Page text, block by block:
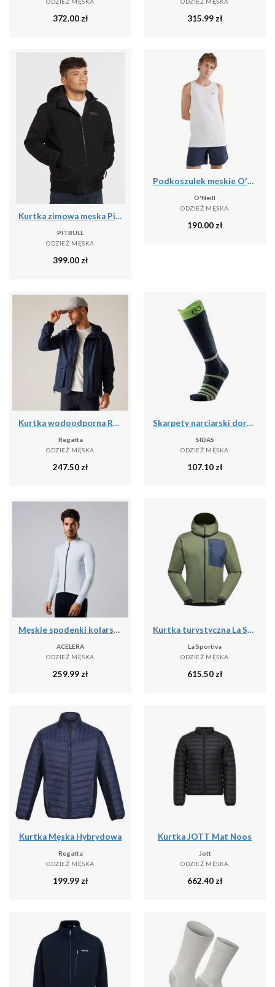
372.00 zł 315.99 zł
Kurtka zimowa męska Pitbull z kapturem Balboa II
PITBULL
ODZIEŻ MĘSKA
399.00 zł
Podkoszulek męskie O'Neill Jack's Base Tanktop
O'Neill
ODZIEŻ MĘSKA
190.00 zł
Kurtka wodoodporna Regatta Bayano II
Regatta
ODZIEŻ MĘSKA
247.50 zł
Skarpety narciarski dorosly Sidas Ski Touring LV cienka grubosc
SIDAS
ODZIEŻ MĘSKA
107.10 zł
Męskie spodenki kolarskie do kolarstwa górskiego
ACELERA
ODZIEŻ MĘSKA
259.99 zł
Kurtka turystyczna La Sportiva Wall Breeze Stretch
La Sportiva
ODZIEŻ MĘSKA
615.50 zł
Kurtka Męska Hybrydowa
Regatta
ODZIEŻ MĘSKA
199.99 zł
Kurtka JOTT Mat Noos
Jott
ODZIEŻ MĘSKA
662.40 zł